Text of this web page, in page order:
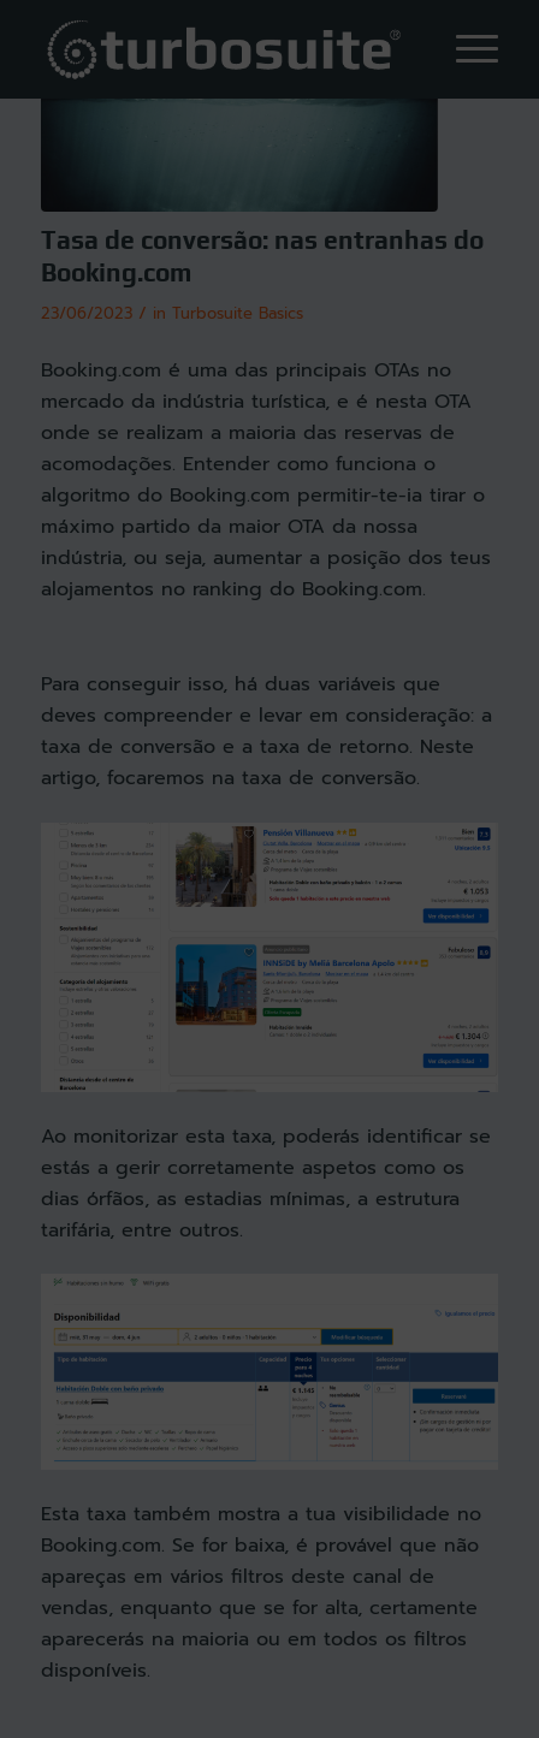
Tasa de conversão: nas entranhas do
Booking.com
23/06/2023 / in Turbosuite Basics
Booking.com é uma das principais OTAs no
mercado da indústria turística, e é nesta OTA
onde se realizam a maioria das reservas de
acomodações. Entender como funciona o
algoritmo do Booking.com permitir-te-ia tirar o
máximo partido da maior OTA da nossa
indústria, ou seja, aumentar a posição dos teus
alojamentos no ranking do Booking.com.
Para conseguir isso, há duas variáveis que
deves compreender e levar em consideração: a
taxa de conversão e a taxa de retorno. Neste
artigo, focaremos na taxa de conversão.
Ao monitorizar esta taxa, poderás identificar se
estás a gerir corretamente aspetos como os
dias órfãos, as estadias mínimas, a estrutura
tarifária, entre outros.
Esta taxa também mostra a tua visibilidade no
Booking.com. Se for baixa, é provável que não
apareças em vários filtros deste canal de
vendas, enquanto que se for alta, certamente
aparecerás na maioria ou em todos os filtros
disponíveis.